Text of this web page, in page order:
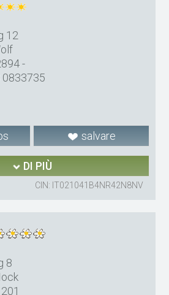
12
-
salvare
DI PIÙ
CIN: IT021041B4NR42N8NV
8